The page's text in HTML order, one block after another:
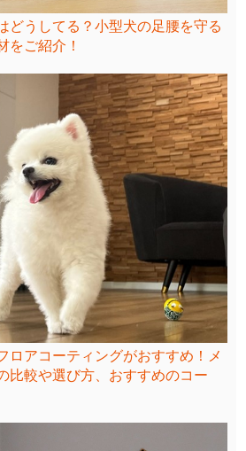
どうしてる？小型犬の足腰を守る
をご紹介！
ロアコーティングがおすすめ！メ
比較や選び方、おすすめのコー